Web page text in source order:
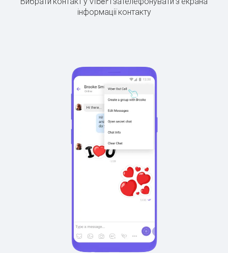
інформації контакту